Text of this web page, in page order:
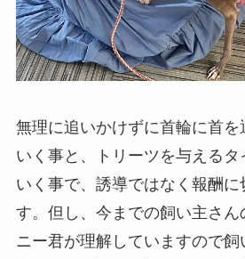
無理に追いかけずに首輪に首を
いく事と、トリーツを与えるタ
いく事で、誘導ではなく報酬に
す。但し、今までの飼い主さん
ニー君が理解していますので